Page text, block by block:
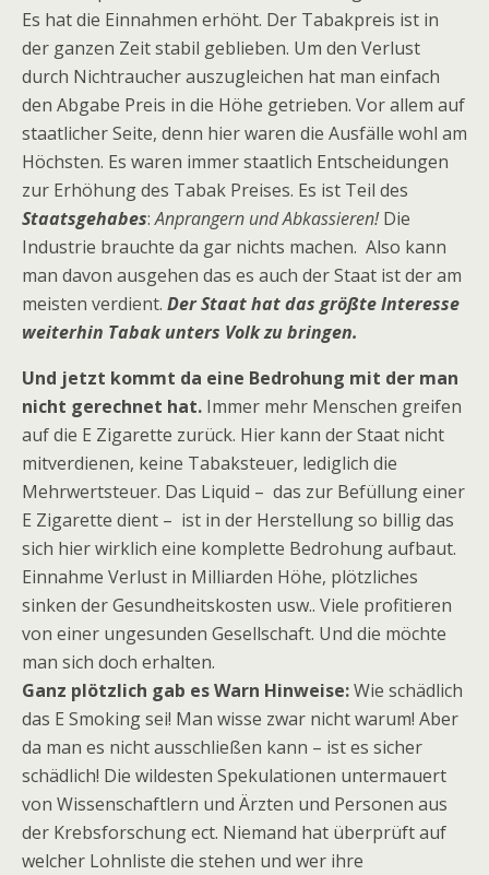
Es hat die Einnahmen erhöht. Der Tabakpreis ist in
der ganzen Zeit stabil geblieben. Um den Verlust
durch Nichtraucher auszugleichen hat man einfach
den Abgabe Preis in die Höhe getrieben. Vor allem auf
staatlicher Seite, denn hier waren die Ausfälle wohl am
Höchsten. Es waren immer staatlich Entscheidungen
zur Erhöhung des Tabak Preises. Es ist Teil des
Staatsgehabes:Anprangern und Abkassieren!Die
Industrie brauchte da gar nichts machen. Also kann
man davon ausgehen das es auch der Staat ist der am
meisten verdient. Der Staat hat das größte Interesse
weiterhin Tabak unters Volk zu bringen.
Und jetzt kommt da eine Bedrohung mit der man
nicht gerechnet hat. Immer mehr Menschen greifen
auf die E Zigarette zurück. Hier kann der Staat nicht
mitverdienen, keine Tabaksteuer, lediglich die
Mehrwertsteuer. Das Liquid – das zur Befüllung einer
E Zigarette dient – ist in der Herstellung so billig das
sich hier wirklich eine komplette Bedrohung aufbaut.
Einnahme Verlust in Milliarden Höhe, plötzliches
sinken der Gesundheitskosten usw.. Viele profitieren
von einer ungesunden Gesellschaft. Und die möchte
man sich doch erhalten.
Ganz plötzlich gab es Warn Hinweise:Wie schädlich
das E Smoking sei! Man wisse zwar nicht warum! Aber
da man es nicht ausschließen kann – ist es sicher
schädlich! Die wildesten Spekulationen untermauert
von Wissenschaftlern und Ärzten und Personen aus
der Krebsforschung ect. Niemand hat überprüft auf
welcher Lohnliste die stehen und wer ihre